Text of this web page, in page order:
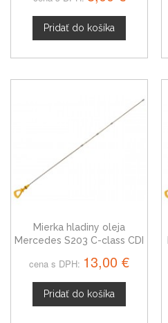
Pridať do košíka
Mierka hladiny oleja
Mercedes S203 C-class CDI
cena s DPH: 13,00 €
Pridať do košíka